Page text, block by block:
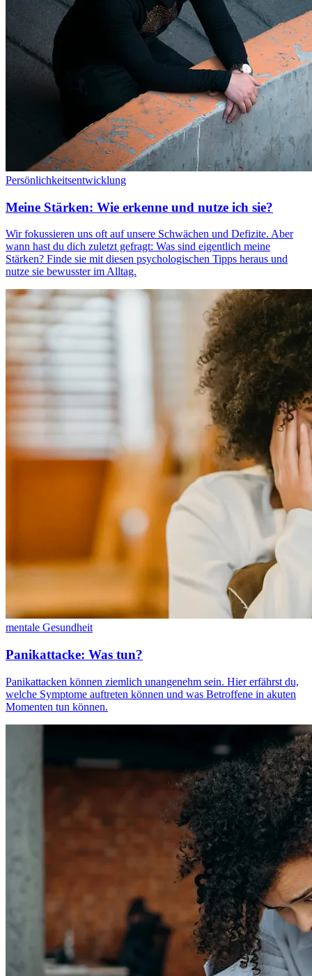
Persönlichkeitsentwicklung
Meine Stärken: Wie erkenne und nutze ich sie?
Wir fokussieren uns oft auf unsere Schwächen und Defizite. Aber
wann hast du dich zuletzt gefragt: Was sind eigentlich meine
Stärken? Finde sie mit diesen psychologischen Tipps heraus und
nutze sie bewusster im Alltag.
mentale Gesundheit
Panikattacke: Was tun?
Panikattacken können ziemlich unangenehm sein. Hier erfährst du,
welche Symptome auftreten können und was Betroffene in akuten
Momenten tun können.